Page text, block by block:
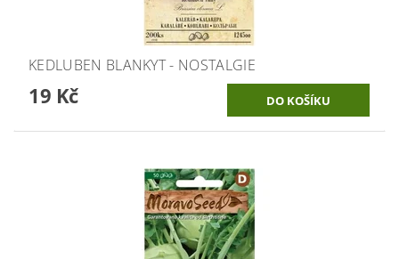
KEDLUBEN BLANKYT - NOSTALGIE
19 Kč